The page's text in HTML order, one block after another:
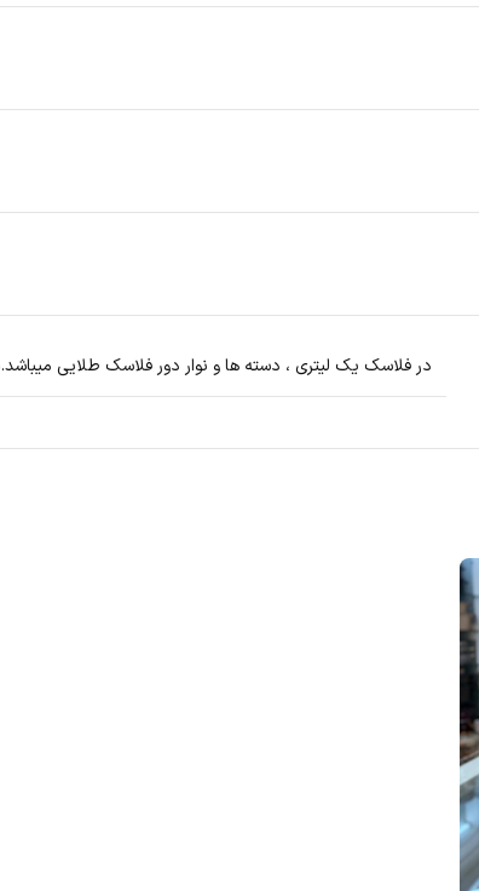
در فلاسک یک لیتری ، دسته ها و نوار دور فلاسک طلایی